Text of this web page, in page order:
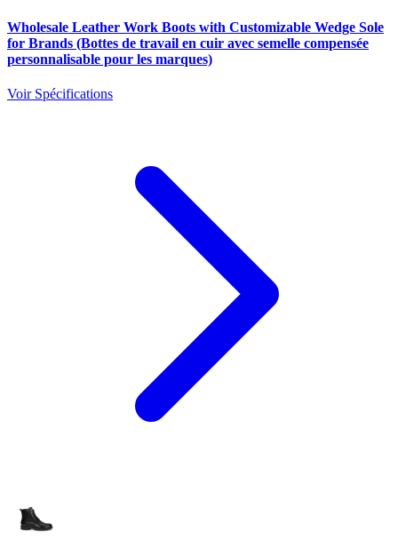
Wholesale Leather Work Boots with Customizable Wedge Sole
for Brands (Bottes de travail en cuir avec semelle compensée
personnalisable pour les marques)
Voir Spécifications